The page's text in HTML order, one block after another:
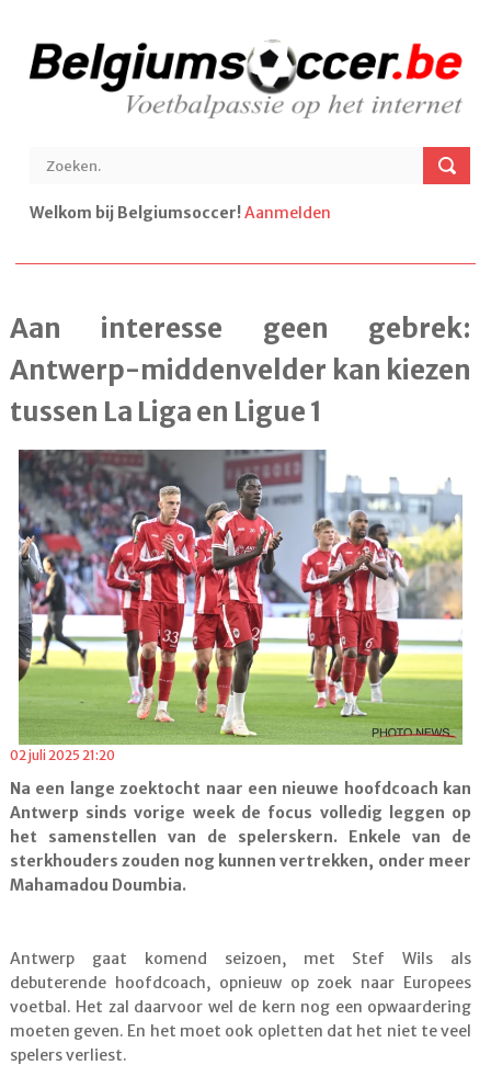
Welkom bij Belgiumsoccer!Aanmelden
Aan interesse geen gebrek:
Antwerp-middenvelder kan kiezen
tussen La Liga en Ligue 1
02 juli 2025 21:20
Na een lange zoektocht naar een nieuwe hoofdcoach kan
Antwerp sinds vorige week de focus volledig leggen op
het samenstellen van de spelerskern. Enkele van de
sterkhouders zouden nog kunnen vertrekken, onder meer
Mahamadou Doumbia.
Antwerp gaat komend seizoen, met Stef Wils als
debuterende hoofdcoach, opnieuw op zoek naar Europees
voetbal. Het zal daarvoor wel de kern nog een opwaardering
moeten geven. En het moet ook opletten dat het niet te veel
spelers verliest.